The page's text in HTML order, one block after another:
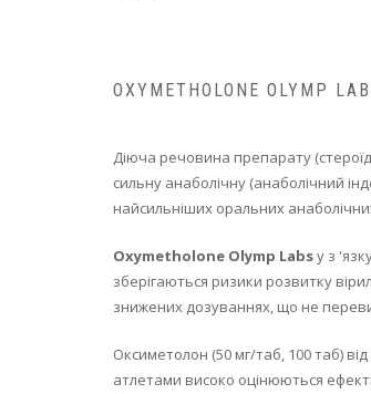
OXYMETHOLONE OLYMP
Діюча речовина препарату
сильну анаболічну (анаболічний
найсильніших оральних
Oxymetholone Olymp Labsу з
зберігаються ризики розвитку
знижених дозуваннях, що не
Оксиметолон (50 мг/таб, 100 таб)
атлетами високо оцінюються